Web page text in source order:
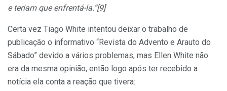
e teriam que enfrentá-la.”[9]
Certa vez Tiago White intentou deixar o trabalho de
publicação o informativo “Revista do Advento e Arauto do
Sábado” devido a vários problemas, mas Ellen White não
era da mesma opinião, então logo após ter recebido a
notícia ela conta a reação que tivera: